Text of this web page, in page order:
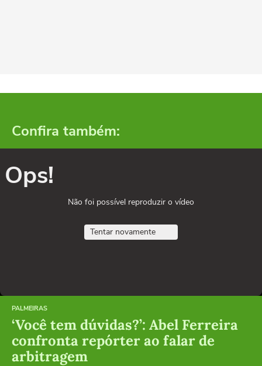
Confira também:
Ops!
Não foi possível reproduzir o vídeo
Tentar novamente
PALMEIRAS
‘Você tem dúvidas?’: Abel Ferreira
confronta repórter ao falar de
arbitragem